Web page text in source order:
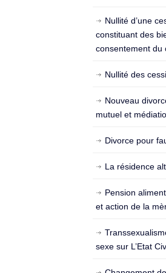
Nullité d’une
constituant des
consentement du
Nullité des
Nouveau
mutuel et
Divorce pour
La résidence
Pension
et action de la
sexe sur L’Etat